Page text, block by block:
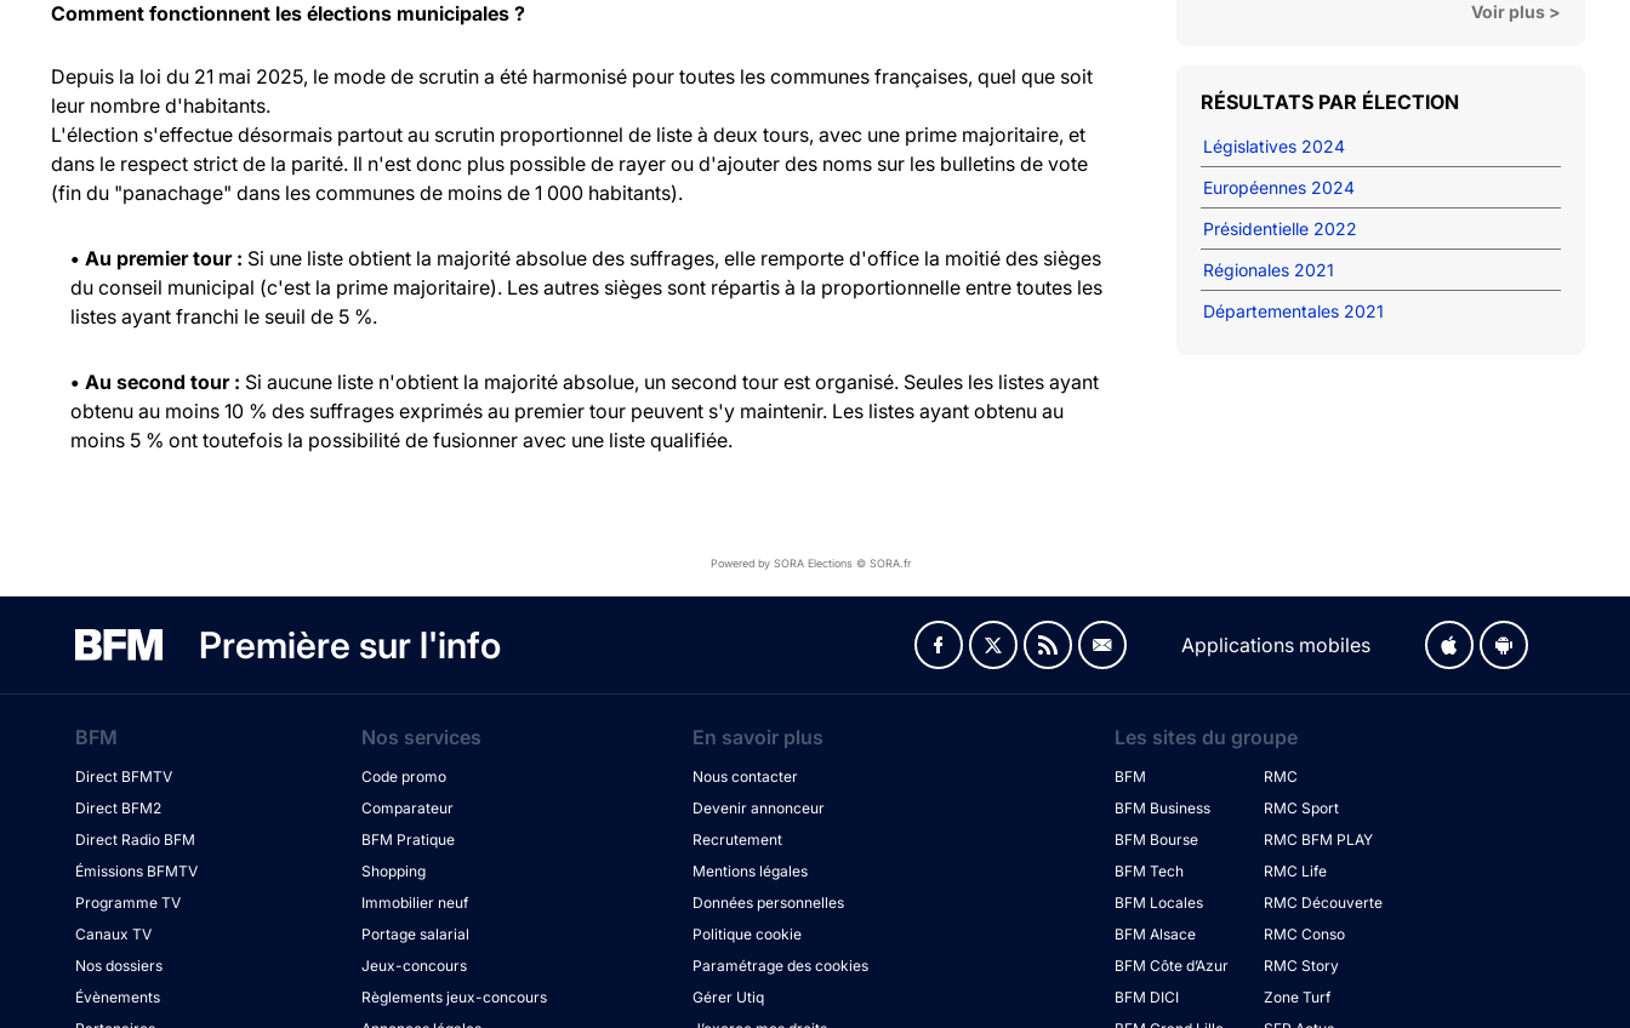
Comment fonctionnent les élections municipales ?
Depuis la loi du 21 mai 2025, le mode de scrutin a été harmonisé pour toutes les communes françaises, quel que soit
leur nombre d'habitants.
L'élection s'effectue désormais partout au scrutin proportionnel de liste à deux tours, avec une prime majoritaire, et
dans le respect strict de la parité. Il n'est donc plus possible de rayer ou d'ajouter des noms sur les bulletins de vote
(fin du "panachage" dans les communes de moins de 1 000 habitants).
• Au premier tour : Si une liste obtient la majorité absolue des suffrages, elle remporte d'office la moitié des sièges
du conseil municipal (c'est la prime majoritaire). Les autres sièges sont répartis à la proportionnelle entre toutes les
listes ayant franchi le seuil de 5 %.
• Au second tour : Si aucune liste n'obtient la majorité absolue, un second tour est organisé. Seules les listes ayant
obtenu au moins 10 % des suffrages exprimés au premier tour peuvent s'y maintenir. Les listes ayant obtenu au
moins 5 % ont toutefois la possibilité de fusionner avec une liste qualifiée.
Voir plus >
RÉSULTATS PAR ÉLECTION
Législatives 2024
Européennes 2024
Présidentielle 2022
Régionales 2021
Départementales 2021
Powered by SORA Elections © SORA.fr
Première sur l'info Applications mobiles
BFM
Direct BFMTV
Direct BFM2
Direct Radio BFM
Émissions BFMTV
Programme TV
Canaux TV
Nos dossiers
Évènements
Nos services
Code promo
Comparateur
BFM Pratique
Shopping
Immobilier neuf
Portage salarial
Jeux-concours
Règlements jeux-concours
En savoir plus
Nous contacter
Devenir annonceur
Recrutement
Mentions légales
Données personnelles
Politique cookie
Paramétrage des cookies
Gérer Utiq
Les sites du groupe
BFM
BFM Business
BFM Bourse
BFM Tech
BFM Locales
BFM Alsace
BFM Côte d’Azur
BFM DICI
RMC
RMC Sport
RMC BFM PLAY
RMC Life
RMC Découverte
RMC Conso
RMC Story
Zone Turf